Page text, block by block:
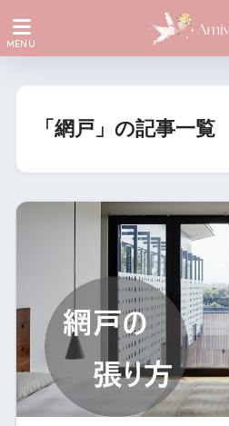
「網戸」の記事一覧